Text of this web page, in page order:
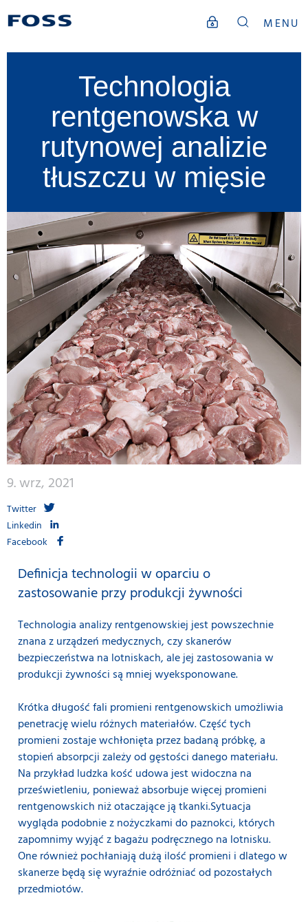
MENU
Technologia
rentgenowska w
rutynowej analizie
tłuszczu w mięsie
9. wrz, 2021
Twitter
Linkedin
Facebook
Definicja technologii w oparciu o
zastosowanie przy produkcji żywności
Technologia analizy rentgenowskiej jest powszechnie
znana z urządzeń medycznych, czy skanerów
bezpieczeństwa na lotniskach, ale jej zastosowania w
produkcji żywności są mniej wyeksponowane.
Krótka długość fali promieni rentgenowskich umożliwia
penetrację wielu różnych materiałów. Część tych
promieni zostaje wchłonięta przez badaną próbkę, a
stopień absorpcji zależy od gęstości danego materiału.
Na przykład ludzka kość udowa jest widoczna na
prześwietleniu, ponieważ absorbuje więcej promieni
rentgenowskich niż otaczające ją tkanki.Sytuacja
wygląda podobnie z nożyczkami do paznokci, których
zapomnimy wyjąć z bagażu podręcznego na lotnisku.
One również pochłaniają dużą ilość promieni i dlatego w
skanerze będą się wyraźnie odróżniać od pozostałych
przedmiotów.